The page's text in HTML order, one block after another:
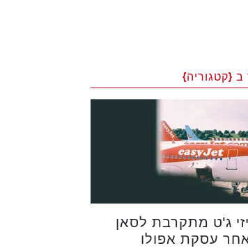
ב {קטגוריה}
ג'ט מתקרבת לסאן
עסקת אפולו